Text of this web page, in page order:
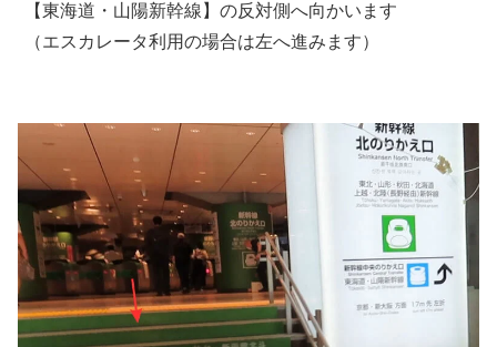
【東海道・山陽新幹線】の反対側へ向かいます
（エスカレータ利用の場合は左へ進みます）